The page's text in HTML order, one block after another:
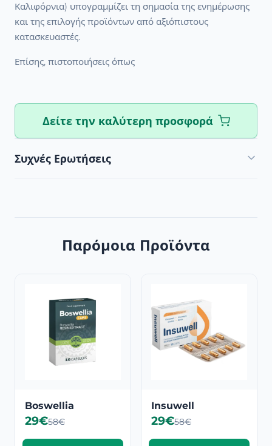
Καλιφόρνια) υπογραμμίζει τη σημασία της ενημέρωσης
και της επιλογής προϊόντων από αξιόπιστους
κατασκευαστές.
Επίσης, πιστοποιήσεις όπως
Δείτε την καλύτερη προσφορά
Συχνές Ερωτήσεις
Παρόμοια Προϊόντα
Boswellia
29€58€
Insuwell
29€58€